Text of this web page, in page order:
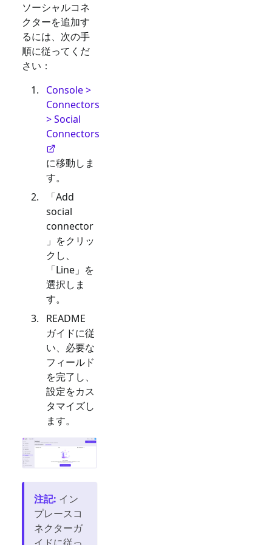
ソーシャルコネ
クターを追加す
るには、次の手
順に従ってくだ
さい：
Console >
Connectors
> Social
Connectors
に移動しま
す。
「Add
social
connector
」をクリッ
クし、
「Line 」を
選択しま
す。
README
ガイドに従
い、必要な
フィールド
を完了し、
設定をカス
タマイズし
ます。
注記: イン
プレースコ
ネクターガ